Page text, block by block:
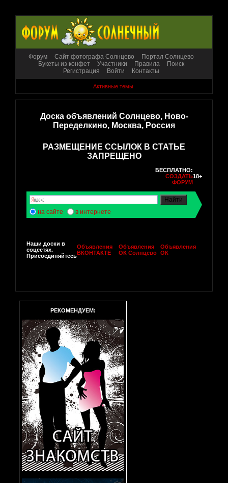
Форум Сайт фотографа Солнцево
Портал Солнцево
Букеты из конфет
Участники Правила
Поиск
Регистрация
Войти Контакты
Активные темы
Доска объявлений Солнцево, Ново-
Переделкино, Москва, Россия
РАЗМЕЩЕНИЕ ССЫЛОК В СТАТЬЕ
ЗАПРЕЩЕНО
БЕСПЛАТНО:
СОЗДАТЬ
ФОРУМ
18+
на сайте в интернете
Наши доски в
соцсетях.
Присоединяйтесь
Объявления
ВКОНТАКТЕ
Объявления
ОК Солнцево
Объявления
ОК
РЕКОМЕНДУЕМ: